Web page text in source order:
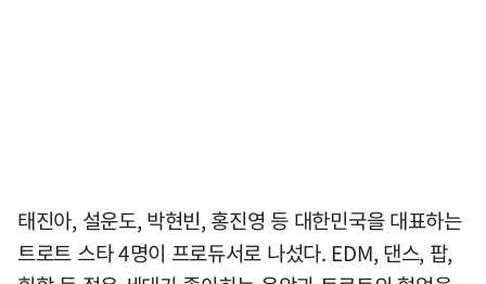
태진아, 설운도, 박현빈, 홍진영 등 대한민국을 대표하는
트로트 스타 4명이 프로듀서로 나섰다. EDM, 댄스, 팝,